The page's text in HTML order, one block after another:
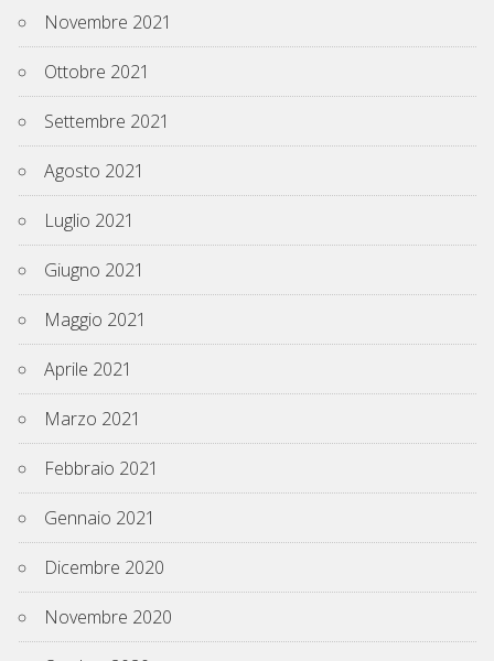
Novembre 2021
Ottobre 2021
Settembre 2021
Agosto 2021
Luglio 2021
Giugno 2021
Maggio 2021
Aprile 2021
Marzo 2021
Febbraio 2021
Gennaio 2021
Dicembre 2020
Novembre 2020